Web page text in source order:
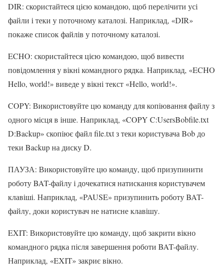
DIR: скористайтеся цією командою, щоб перелічити усі
файли і теки у поточному каталозі. Наприклад, «DIR»
покаже список файлів у поточному каталозі.
ECHO: скористайтеся цією командою, щоб вивести
повідомлення у вікні командного рядка. Наприклад, «ECHO
Hello, world!» виведе у вікні текст «Hello, world!».
COPY: Використовуйте цю команду для копіювання файлу з
одного місця в інше. Наприклад, «COPY C:UsersBobfile.txt
D:Backup» скопіює файл file.txt з теки користувача Bob до
теки Backup на диску D.
ПАУЗА: Використовуйте цю команду, щоб призупинити
роботу BAT-файлу і дочекатися натискання користувачем
клавіші. Наприклад, «PAUSE» призупинить роботу BAT-
файлу, доки користувач не натисне клавішу.
EXIT: Використовуйте цю команду, щоб закрити вікно
командного рядка після завершення роботи BAT-файлу.
Наприклад, «EXIT» закриє вікно.